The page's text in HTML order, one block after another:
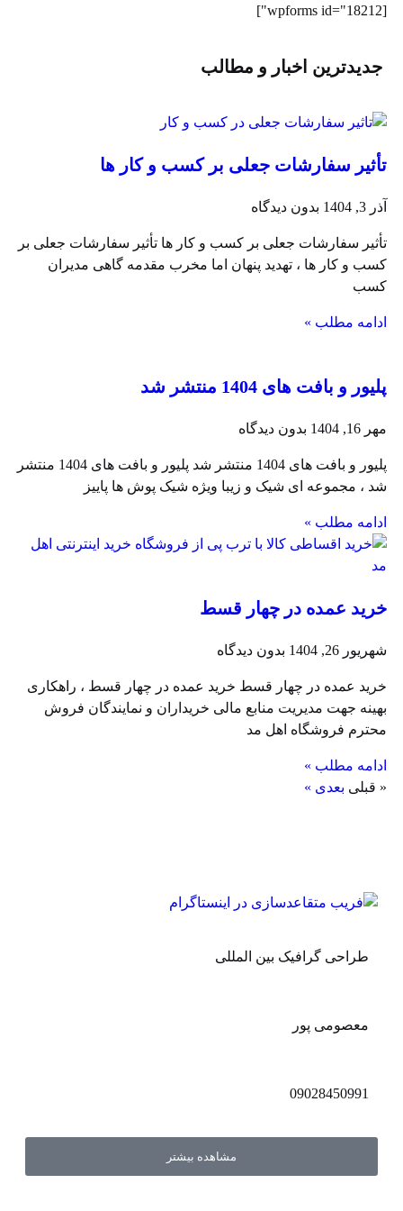
جدیدترین اخبار و مطالب
سفارشات جعلی بر کسب‌ و کار ها
بدون دیدگاه
سفارشات جعلی بر کسب‌ و کار ها تأثیر سفارشات جعلی بر
و کار ها ، تهدید پنهان اما مخرب مقدمه گاهی مدیران
مطلب »
و بافت های 1404 منتشر شد
16, 1404 بدون دیدگاه
پلیور و بافت های 1404 منتشر شد پلیور و بافت های 1404 منتشر
، مجموعه ای شیک و زیبا ویژه شیک پوش ها پاییز
مطلب »
عمده در چهار قسط
26, 1404 بدون دیدگاه
عمده در چهار قسط خرید عمده در چهار قسط ، راهکاری
جهت مدیریت منابع مالی خریداران و نمایندگان فروش
فروشگاه اهل مد
مطلب »
قبلی بعدی »
طراحی گرافیک بین المللی
معصومی پور
09028450991
مشاهده بیشتر